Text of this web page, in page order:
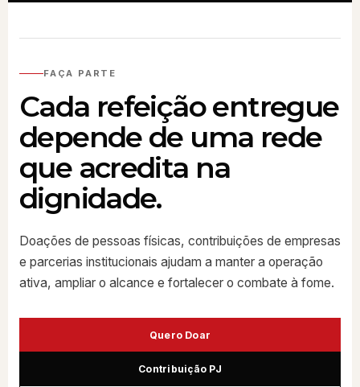
FAÇA PARTE
Cada refeição entregue
depende de uma rede
que acredita na
dignidade.
Doações de pessoas físicas, contribuições de empresas
e parcerias institucionais ajudam a manter a operação
ativa, ampliar o alcance e fortalecer o combate à fome.
Quero Doar
Contribuição PJ